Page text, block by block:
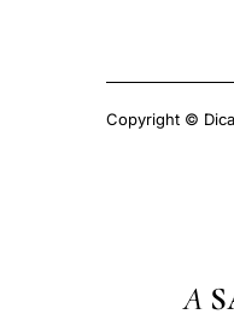
Copyright ©
A